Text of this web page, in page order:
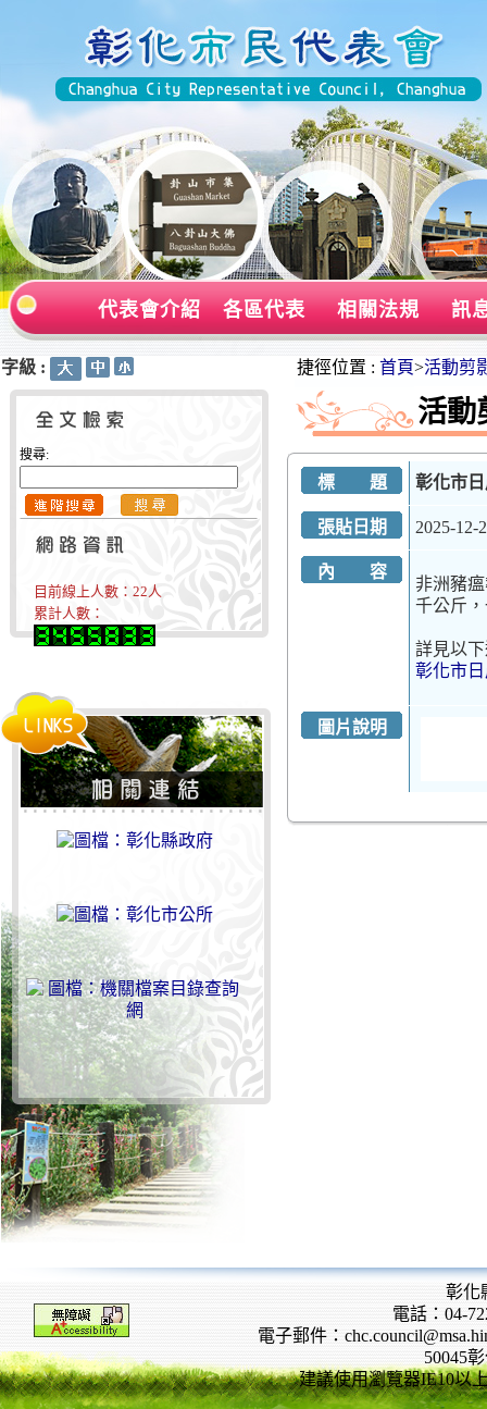
代表會介紹 各區代表 相關法規 訊
字級 :
搜尋:
目前線上人數： 22人
累計人數：
捷徑位置 : 首頁>活動剪
活動
標 題 彰化市
張貼日期 2025-12-
內 容
非洲豬
千公斤
詳見以
彰化市
圖片說明
彰化
電話：04-
電子郵件：
50045
建議使用瀏覽器IE10以